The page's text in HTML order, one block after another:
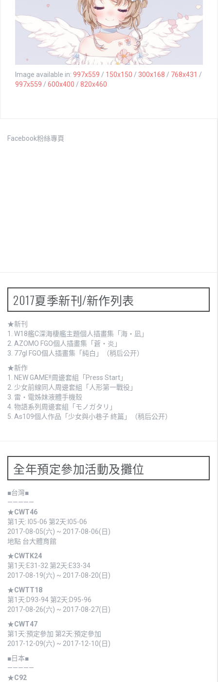
Image available in: 997x559 / 150x150 / 300x168 / 768x431 /
997x559 / 600x400 / 820x460
Facebook粉絲專頁
2017夏季新刊/新作列表
★新刊
1. W18艦C深海棲艦主題個人插畫集「海・凪」
2. AZOMO FGO個人插畫集「蒼・炎」
3. 77gl FGO個人插畫集「純白」（稍后公开）
★新作
1.
NEW GAME!!周邊套組「Press Start」
2. 少女前線同人周邊套組「人形第一戰役」
3. 雷・電姊妹液體手機殼
4. 物語系列周邊套組「モノガタリ」
5. As109個人作品「少女與小巷子 終篇」（稍后公开）
全年預定參加活動及攤位
■台灣■
—————
★CWT46
第1天: I05-06 第2天:I05-06
2017-08-05(六) ~ 2017-08-06(日)
地點 台大體育館
★CWTK24
第1天:E31-32 第2天:E33-34
2017-08-19(六) ~ 2017-08-20(日)
★CWTT18
第1天:D93-94 第2天:D95-96
2017-08-26(六) ~ 2017-08-27(日)
★CWT47
第1天:預定參加 第2天:預定參加
2017-12-09(六) ~ 2017-12-10(日)
■日本■
—————
★C92